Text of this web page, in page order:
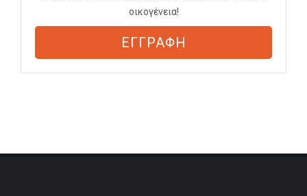
οικογένεια!
ΕΓΓΡΑΦΗ